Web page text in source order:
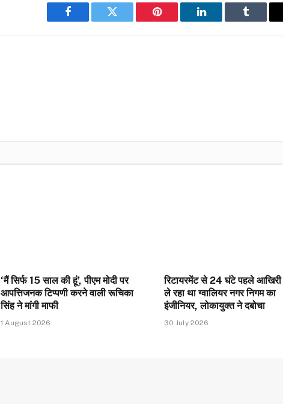
Facebook Twitter Pinterest LinkedIn Tumblr
‘मैं सिर्फ 15 साल की हूं’, पीएम मोदी पर
आपत्तिजनक टिप्पणी करने वाली रूचिका
सिंह ने मांगी माफी
1 August 2026
रिटायरमेंट से 24 घंटे पहले आखिरी
ले रहा था ग्वालियर नगर निगम का
इंजीनियर, लोकायुक्त ने दबोचा
30 July 2026